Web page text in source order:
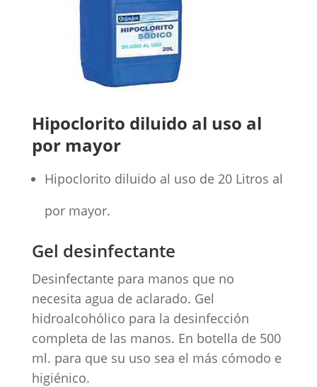
Hipoclorito diluido al uso al
por mayor
Hipoclorito diluido al uso de 20 Litros al
por mayor.
Gel desinfectante
Desinfectante para manos que no
necesita agua de aclarado. Gel
hidroalcohólico para la desinfección
completa de las manos. En botella de 500
ml. para que su uso sea el más cómodo e
higiénico.